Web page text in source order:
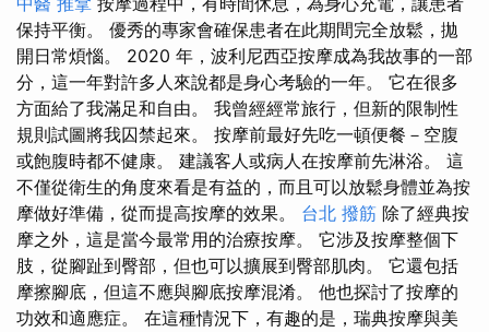
保持平衡。 優秀的專家會確保患者在此期間完全放鬆，拋
開日常煩惱。 2020 年，波利尼西亞按摩成為我故事的一部
分，這一年對許多人來說都是身心考驗的一年。 它在很多
方面給了我滿足和自由。 我曾經經常旅行，但新的限制性
規則試圖將我囚禁起來。 按摩前最好先吃一頓便餐－空腹
或飽腹時都不健康。 建議客人或病人在按摩前先淋浴。 這
不僅從衛生的角度來看是有益的，而且可以放鬆身體並為按
摩做好準備，從而提高按摩的效果。 台北 撥筋 除了經典按
摩之外，這是當今最常用的治療按摩。 它涉及按摩整個下
肢，從腳趾到臀部，但也可以擴展到臀部肌肉。 它還包括
摩擦腳底，但這不應與腳底按摩混淆。 他也探討了按摩的
功效和適應症。 在這種情況下，有趣的是，瑞典按摩與美